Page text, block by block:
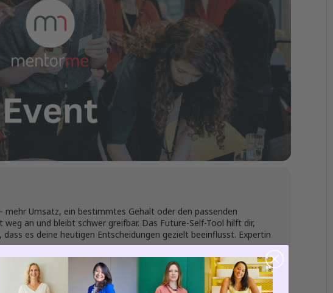
mehr Umsatz, ein bestimmtes Gehalt oder den passenden
an und bleibt schwer greifbar. Das Future-Self-Tool hilft dir,
es deine heutigen Entscheidungen gezielt beeinflusst. Expertin
Entwicklung